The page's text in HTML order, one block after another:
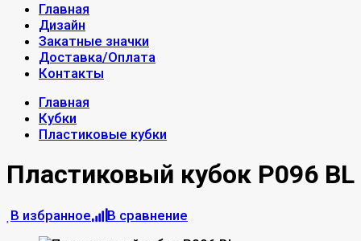
Главная
Дизайн
Закатные значки
Доставка/Оплата
Контакты
Главная
Кубки
Пластиковые кубки
Пластиковый кубок P096 BL
В избранное В сравнение